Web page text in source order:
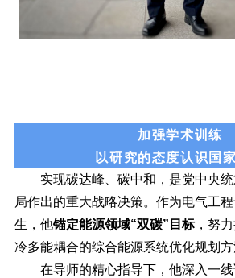
加强学术训练
以研究的态度认识国
实现碳达峰、碳中和，是党中央
局作出的重大战略决策。作为电气工
生，他锚定能源领域“双碳”目标，努力
冷多能耦合的综合能源系统优化规划方
在导师的精心指导下，他深入一